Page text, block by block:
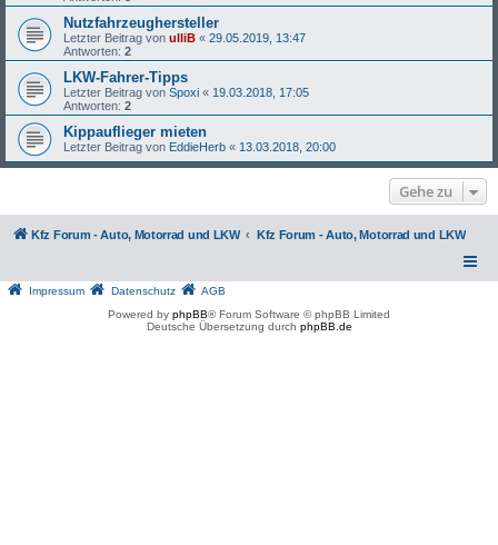
Nutzfahrzeughersteller
Letzter Beitrag von ulliB « 29.05.2019, 13:47
Antworten: 2
LKW-Fahrer-Tipps
Letzter Beitrag von Spoxi « 19.03.2018, 17:05
Antworten: 2
Kippauflieger mieten
Letzter Beitrag von EddieHerb « 13.03.2018, 20:00
Gehe zu
Kfz Forum - Auto, Motorrad und LKW Kfz Forum - Auto, Motorrad und LKW
Impressum Datenschutz
AGB
Powered by phpBB® Forum Software © phpBB Limited
Deutsche Übersetzung durch phpBB.de